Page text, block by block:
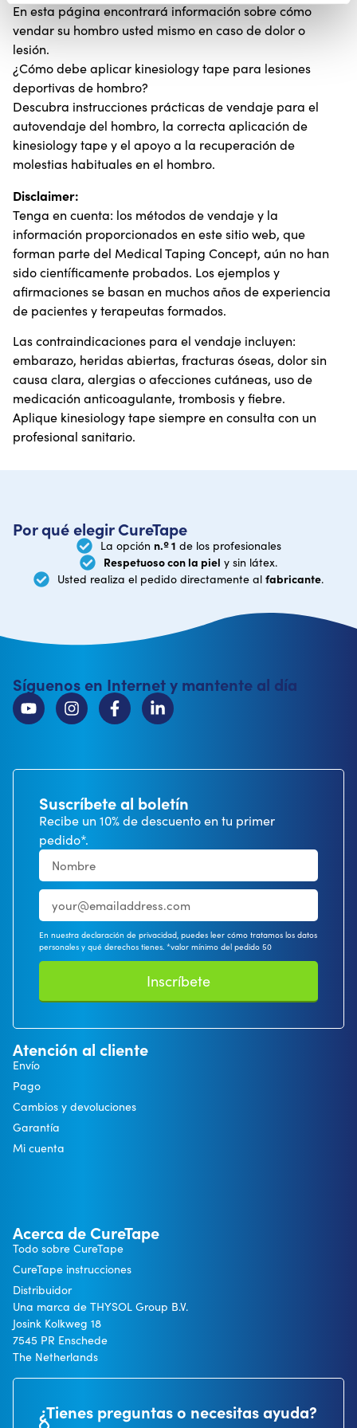
En esta página encontrará información sobre cómo
vendar su hombro usted mismo en caso de dolor o
lesión.
¿Cómo debe aplicar kinesiology tape para lesiones
deportivas de hombro?
Descubra instrucciones prácticas de vendaje para el
autovendaje del hombro, la correcta aplicación de
kinesiology tape y el apoyo a la recuperación de
molestias habituales en el hombro.
Disclaimer:
Tenga en cuenta: los métodos de vendaje y la
información proporcionados en este sitio web, que
forman parte del Medical Taping Concept, aún no han
sido científicamente probados. Los ejemplos y
afirmaciones se basan en muchos años de experiencia
de pacientes y terapeutas formados.
Las contraindicaciones para el vendaje incluyen:
embarazo, heridas abiertas, fracturas óseas, dolor sin
causa clara, alergias o afecciones cutáneas, uso de
medicación anticoagulante, trombosis y fiebre.
Aplique kinesiology tape siempre en consulta con un
profesional sanitario.
Por qué elegir CureTape
La opción n.º 1 de los profesionales
Respetuoso con la piel y sin látex.
Usted realiza el pedido directamente al fabricante.
Síguenos en Internet y mantente al día
Suscríbete al boletín
Recibe un 10% de descuento en tu primer
pedido*.
En nuestra declaración de privacidad, puedes leer cómo tratamos los datos
personales y qué derechos tienes. *valor mínimo del pedido 50
Inscríbete
Atención al cliente
Envío
Pago
Cambios y devoluciones
Garantía
Mi cuenta
Acerca de CureTape
Todo sobre CureTape
CureTape instrucciones
Distribuidor
Una marca de THYSOL Group B.V.
Josink Kolkweg 18
7545 PR Enschede
The Netherlands
¿Tienes preguntas o necesitas ayuda?